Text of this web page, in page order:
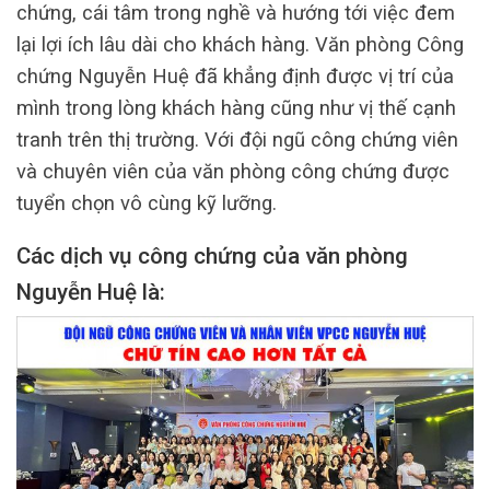
chứng, cái tâm trong nghề và hướng tới việc đem
lại lợi ích lâu dài cho khách hàng. Văn phòng Công
chứng Nguyễn Huệ đã khẳng định được vị trí của
mình trong lòng khách hàng cũng như vị thế cạnh
tranh trên thị trường. Với đội ngũ công chứng viên
và chuyên viên của văn phòng công chứng được
tuyển chọn vô cùng kỹ lưỡng.
Các dịch vụ công chứng của văn phòng
Nguyễn Huệ là: